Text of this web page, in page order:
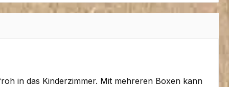
in das Kinderzimmer. Mit mehreren Boxen kann